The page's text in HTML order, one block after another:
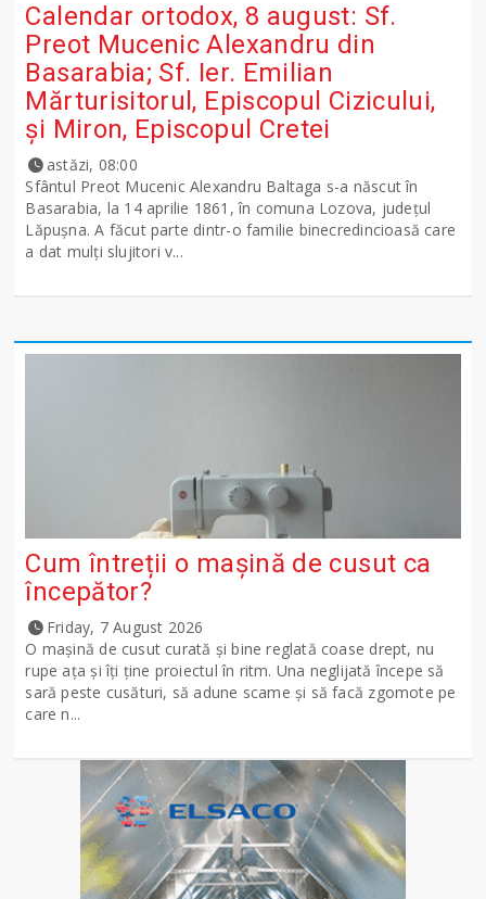
Calendar ortodox, 8 august: Sf.
Preot Mucenic Alexandru din
Basarabia; Sf. Ier. Emilian
Mărturisitorul, Episcopul Cizicului,
şi Miron, Episcopul Cretei
astăzi, 08:00
Sfântul Preot Mucenic Alexandru Baltaga s-a născut în
Basarabia, la 14 aprilie 1861, în comuna Lozova, județul
Lăpușna. A făcut parte dintr-o familie binecredincioasă care
a dat mulți slujitori v...
Cum întreții o mașină de cusut ca
începător?
Friday, 7 August 2026
O mașină de cusut curată și bine reglată coase drept, nu
rupe ața și îți ține proiectul în ritm. Una neglijată începe să
sară peste cusături, să adune scame și să facă zgomote pe
care n...